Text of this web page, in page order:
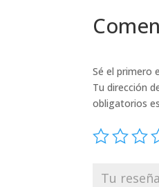
Sé el primero
Tu dirección
obligatorios